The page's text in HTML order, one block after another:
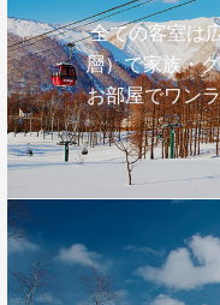
全ての客室は
層）で家族・
お部屋でワン